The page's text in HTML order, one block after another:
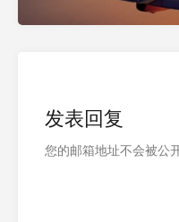
发表回复
您的邮箱地址不会被公开